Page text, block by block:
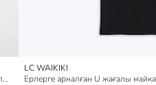
Ерлерге арналған қысқа жеңді v жағалы майка
LC WAIKIKI